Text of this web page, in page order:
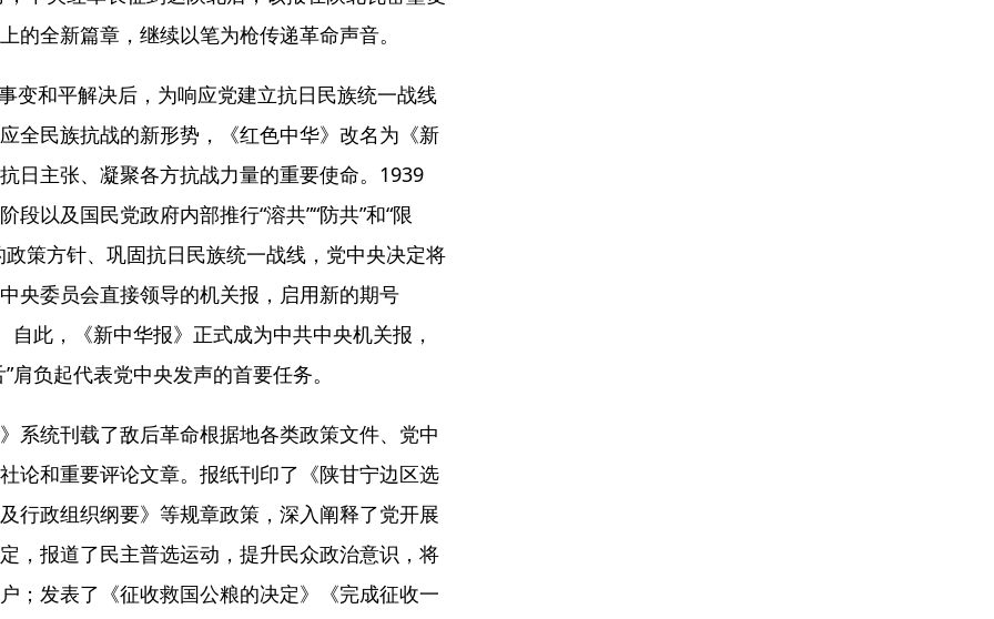
的全新篇章，继续以笔为枪传递革命声音。
变和平解决后，为响应党建立抗日民族统一战线
全民族抗战的新形势，《红色中华》改名为《新
日主张、凝聚各方抗战力量的重要使命。1939
段以及国民党政府内部推行“溶共”“防共”和“限
策方针、巩固抗日民族统一战线，党中央决定将
央委员会直接领导的机关报，启用新的期号
此，《新中华报》正式成为中共中央机关报，
肩负起代表党中央发声的首要任务。
系统刊载了敌后革命根据地各类政策文件、党中
论和重要评论文章。报纸刊印了《陕甘宁边区选
行政组织纲要》等规章政策，深入阐释了党开展
，报道了民主普选运动，提升民众政治意识，将
；发表了《征收救国公粮的决定》《完成征收一